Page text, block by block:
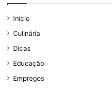
Início
Culinária
Dicas
Educação
Empregos